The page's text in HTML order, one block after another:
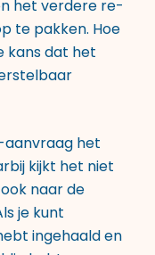
het verdere re-
te pakken. Hoe
kans dat het
aanvraag het
kijkt het niet
naar de
je kunt
ingehaald en